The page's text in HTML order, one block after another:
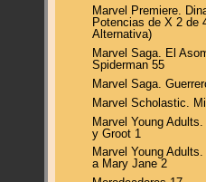
Marvel Premiere.
Potencias de X 2 de
Alternativa)
Marvel Saga. El
Spiderman 55
Marvel Saga.
Marvel Scholastic.
Marvel Young
y Groot 1
Marvel Young
a Mary Jane 2